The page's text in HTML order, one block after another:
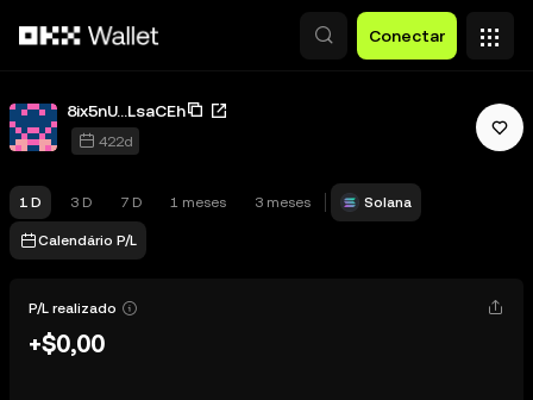
Conectar
8ix5nU...LsaCEh
422d
1 D 3 D 7 D 1 meses 3 meses Solana
Calendário P/L
P/L realizado
+$0,00